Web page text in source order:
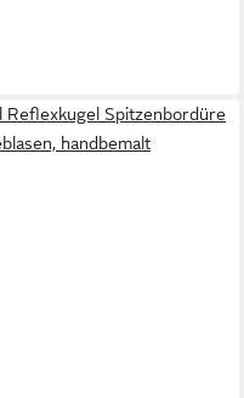
Reflexkugel Spitzenbordüre
handbemalt